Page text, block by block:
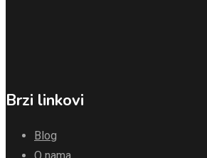
Brzi linkovi
Blog